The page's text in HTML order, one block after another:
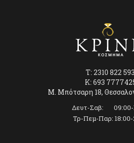
T: 2310 822 593
K: 693
Μ. Μπότσαρη 18,
Δευτ-Σαβ: 09:00-
Τρ-Πεμ-Παρ: 18:00-